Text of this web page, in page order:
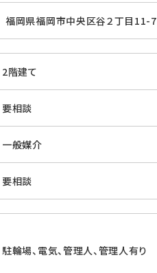
福岡県福岡市中央区谷２丁目11-7
2階建て
要相談
一般媒介
要相談
駐輪場、電気、管理人、管理人有り